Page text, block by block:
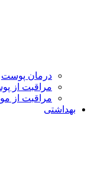
درمان پوست
مراقبت از
مراقبت از مو
بهداشتی